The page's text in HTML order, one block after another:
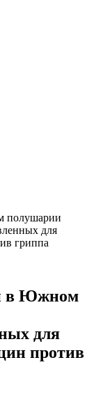
полушарии
для
гриппа
в Южном
для
против